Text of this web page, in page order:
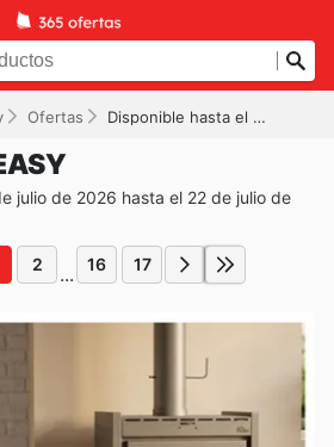
Ofertas Disponible hasta el 22/07/2026
julio de 2026 hasta el 22 de julio de
2 ... 16 17